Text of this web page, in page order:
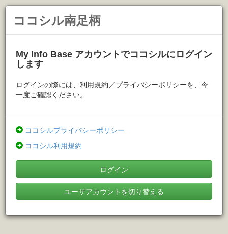
ココシル南足柄
My Info Base アカウントでココシルにログイン
します
ログインの際には、利用規約／プライバシーポリシーを、今
一度ご確認ください。
ココシルプライバシーポリシー
ココシル利用規約
ログイン
ユーザアカウントを切り替える